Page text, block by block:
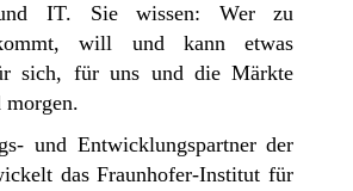
IT. Sie wissen: Wer zu
will und kann etwas
sich, für uns und die Märkte
morgen.
und Entwicklungspartner der
das Fraunhofer-Institut für